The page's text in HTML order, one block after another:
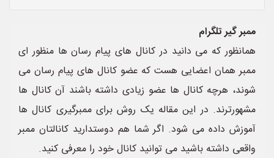
ممبر گیر تلگرام
همانظور که می دانید در کانال های پیام رسان ها منظور ای
ممبر همان اعضایی هست که عضو کانال های پیام رسان می
شوند، هرچه کانال ها عضو زیادی داشته باشند آن کانال ها
مشهورترند. در این مقاله یک روش برای ممبرگیری کانال ها
آموزش داده می شود. اگر شما هم دوستدارید کانالتان ممبر
واقعی داشته باشید می توانید کانال خود را معرفی کنید.